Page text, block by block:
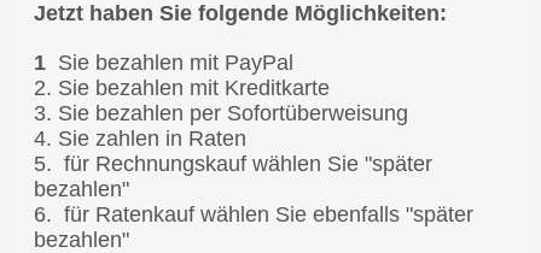
Jetzt haben Sie folgende Möglichkeiten:
1 Sie bezahlen mit PayPal
2. Sie bezahlen mit Kreditkarte
3. Sie bezahlen per Sofortüberweisung
4. Sie zahlen in Raten
5. für Rechnungskauf wählen Sie "später
bezahlen"
6. für Ratenkauf wählen Sie ebenfalls "später
bezahlen"